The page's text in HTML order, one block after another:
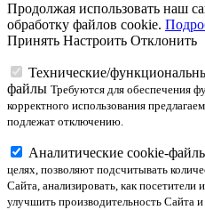
Продолжая использовать наш
обработку файлов cookie.
Принять Настроить Отклонить
Технические/
файлы Требуются для обеспечения
корректного использования
подлежат отключению.
Аналитические cookie-
целях, позволяют подсчитывать
Сайта, анализировать, как
улучшить производительность Сайта